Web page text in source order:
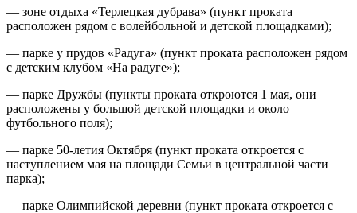
— зоне отдыха «Терлецкая дубрава» (пункт проката
расположен рядом с волейбольной и детской площадками);
— парке у прудов «Радуга» (пункт проката расположен рядом
с детским клубом «На радуге»);
— парке Дружбы (пункты проката откроются 1 мая, они
расположены у большой детской площадки и около
футбольного поля);
— парке 50-летия Октября (пункт проката откроется с
наступлением мая на площади Семьи в центральной части
парка);
— парке Олимпийской деревни (пункт проката откроется с